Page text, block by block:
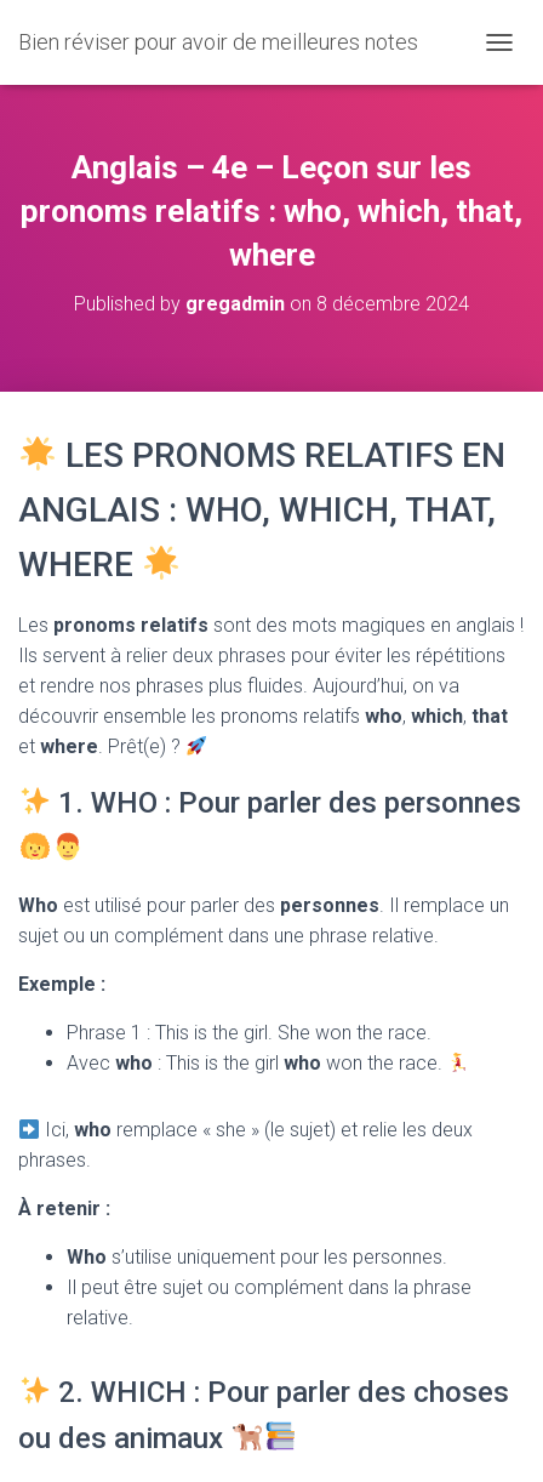
Bien réviser pour avoir de meilleures notes
U
F
N
Anglais – 4e – Leçon sur les
pronoms relatifs : who, which, that,
where
Published by gregadmin on 8 décembre 2024
LES PRONOMS RELATIFS EN
ANGLAIS : WHO, WHICH, THAT,
WHERE
Les pronoms relatifs sont des mots magiques en anglais !
Ils servent à relier deux phrases pour éviter les répétitions
et rendre nos phrases plus fluides. Aujourd’hui, on va
découvrir ensemble les pronoms relatifs who, which, that
et where. Prêt(e) ?
1. WHO : Pour parler des personnes
Who est utilisé pour parler des personnes. Il remplace un
sujet ou un complément dans une phrase relative.
Exemple :
Phrase 1 : This is the girl. She won the race.
Avec who : This is the girl who won the race.
Ici,who remplace « she » (le sujet) et relie les deux
phrases.
À retenir :
Who s’utilise uniquement pour les personnes.
Il peut être sujet ou complément dans la phrase
relative.
2. WHICH : Pour parler des choses
ou des animaux